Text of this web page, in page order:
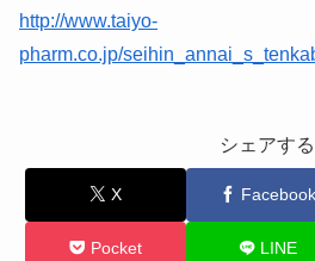
http://www.taiyo-
pharm.co.jp/
シェアする
X Facebook
Pocket LINE